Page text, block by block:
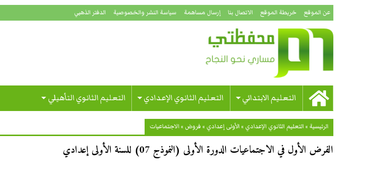
عن الموقع خريطة الموقع الاتصال بنا إرسال مساهمة سياسة النشر والخصوصية الدفتر الذهبي
التعليم الابتدائي التعليم الثانوي الإعدادي التعليم الثانوي التأهيلي
الرئيسية »التعليم الثانوي الإعدادي »الأولى إعدادي » فروض »الاجتماعيات
الفرض الأول في الاجتماعيات الدورة الأولى (النموذج 07) للسنة الأولى إعدادي